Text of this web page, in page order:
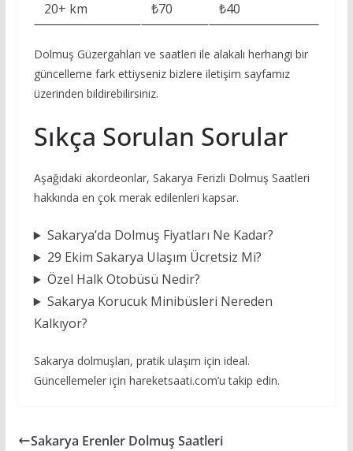
20+ km ₺70 ₺40
Dolmuş Güzergahları ve saatleri ile alakalı herhangi bir
güncelleme fark ettiyseniz bizlere iletişim sayfamız
üzerinden bildirebilirsiniz.
Sıkça Sorulan Sorular
Aşağıdaki akordeonlar, Sakarya Ferizli Dolmuş Saatleri
hakkında en çok merak edilenleri kapsar.
Sakarya’da Dolmuş Fiyatları Ne Kadar?
29 Ekim Sakarya Ulaşım Ücretsiz Mi?
Özel Halk Otobüsü Nedir?
Sakarya Korucuk Minibüsleri Nereden
Kalkıyor?
Sakarya dolmuşları, pratik ulaşım için ideal.
Güncellemeler için hareketsaati.com’u takip edin.
Sakarya Erenler Dolmuş Saatleri